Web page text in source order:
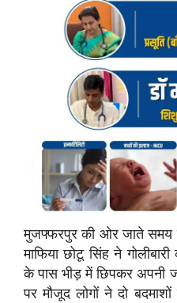
मुजफ्फरपुर की ओर जाते समय
माफिया छोटू सिंह ने
के पास भीड़ में छिपकर अपनी
पर मौजूद लोगों ने दो